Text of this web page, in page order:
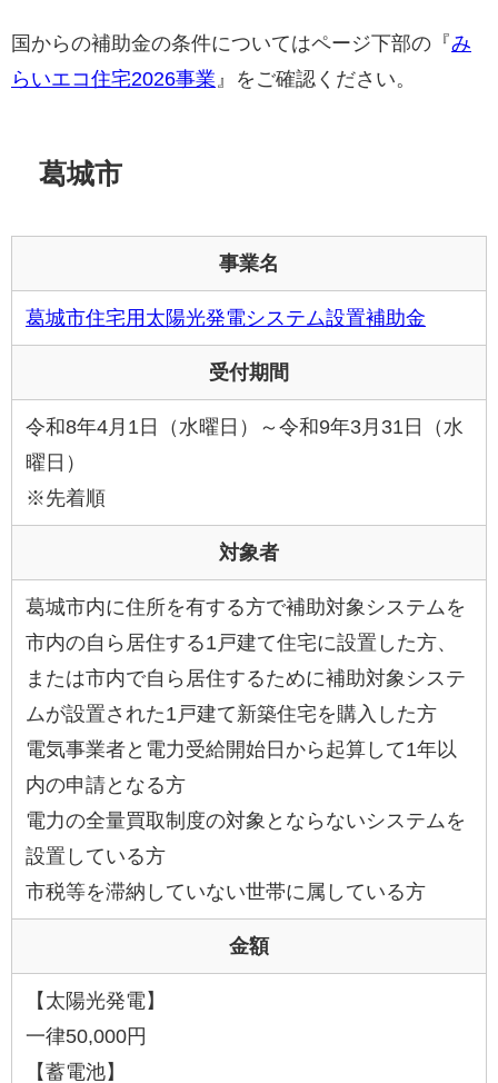
国からの補助金の条件についてはページ下部の『み
らいエコ住宅2026事業 』をご確認ください。
葛城市
事業名
葛城市住宅用太陽光発電システム設置補助金
受付期間
令和8年4月1日（水曜日）～令和9年3月31日（水
曜日）
※先着順
対象者
葛城市内に住所を有する方で補助対象システムを
市内の自ら居住する1戸建て住宅に設置した方、
または市内で自ら居住するために補助対象システ
ムが設置された1戸建て新築住宅を購入した方
電気事業者と電力受給開始日から起算して1年以
内の申請となる方
電力の全量買取制度の対象とならないシステムを
設置している方
市税等を滞納していない世帯に属している方
金額
【太陽光発電】
一律50,000円
【蓄電池】